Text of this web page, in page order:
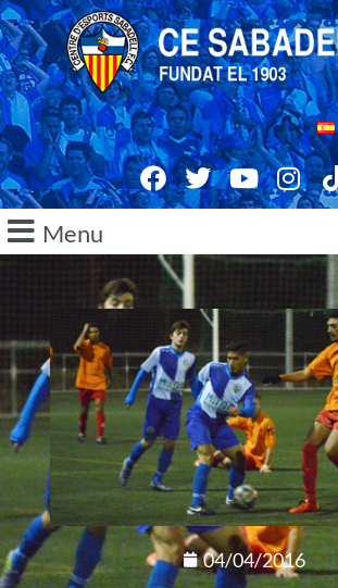
Menu
04/04/2016